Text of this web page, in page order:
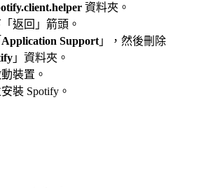
資料夾。
返回」箭頭。
Application Support 」，然後刪除
」資料夾。
裝置。
裝 Spotify。